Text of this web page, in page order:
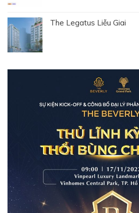
The Legatus Liễu Giai